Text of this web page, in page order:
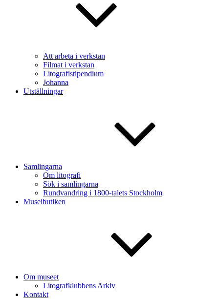
Att arbeta i verkstan
Filmat i verkstan
Litografistipendium
Johanna
Utställningar
Samlingarna
Om litografi
Sök i samlingarna
Rundvandring i 1800-talets Stockholm
Museibutiken
Om museet
Litografklubbens Arkiv
Kontakt